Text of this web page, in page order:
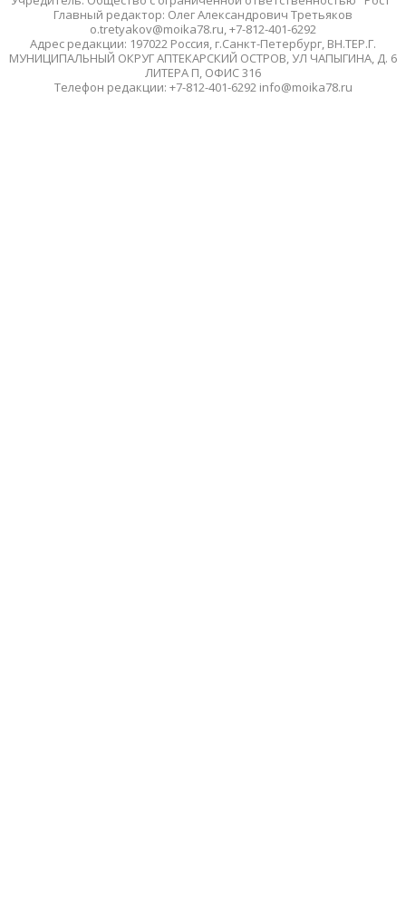
Главный редактор: Олег Александрович Третьяков
o.tretyakov@moika78.ru, +7-812-401-6292
Адрес редакции: 197022 Россия, г.Санкт-Петербург, ВН.ТЕР.Г.
МУНИЦИПАЛЬНЫЙ ОКРУГ АПТЕКАРСКИЙ ОСТРОВ, УЛ ЧАПЫГИНА, Д. 6
ЛИТЕРА П, ОФИС 316
Телефон редакции: +7-812-401-6292 info@moika78.ru